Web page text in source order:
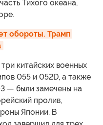
Тихого океана,
обороты. Трамп
китайских военных
055 и 052D, а также
— были замечены на
пролив,
Японии. В